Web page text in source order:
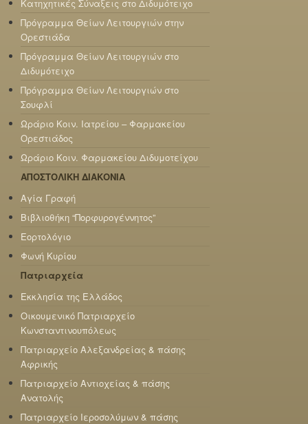
Κατηχητικές Σύναξεις στο Διδυμότειχο
Πρόγραμμα Θείων Λειτουργιών στην
Ορεστιάδα
Πρόγραμμα Θείων Λειτουργιών στο
Διδυμότειχο
Πρόγραμμα Θείων Λειτουργιών στο
Σουφλί
Ωράριο Κοιν. Ιατρείου – Φαρμακείου
Ορεστιάδος
Ωράριο Κοιν. Φαρμακείου Διδυμοτείχου
ΑΠΟΣΤΟΛΙΚΗ ΔΙΑΚΟΝΙΑ
Αγία Γραφή
Βιβλιοθήκη “Πορφυρογέννητος”
Εορτολόγιο
Φωνή Κυρίου
Πατριαρχεία
Εκκλησία της Ελλάδος
Οικουμενικό Πατριαρχείο
Κωνσταντινουπόλεως
Πατριαρχείο Αλεξανδρείας & πάσης
Αφρικής
Πατριαρχείο Αντιοχείας & πάσης
Ανατολής
Πατριαρχείο Ιεροσολύμων & πάσης